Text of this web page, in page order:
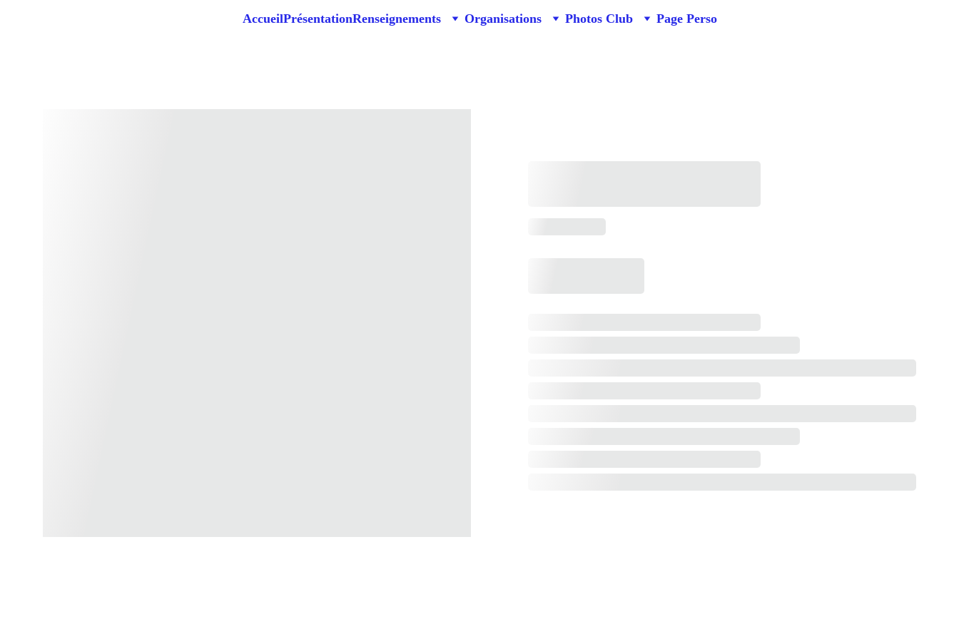
AccueilPrésentationRenseignements Organisations Photos Club Page Perso